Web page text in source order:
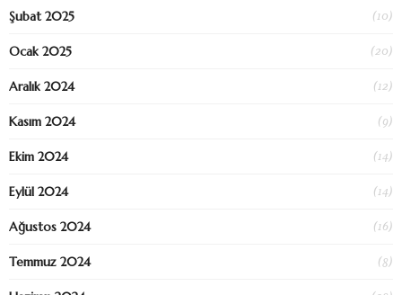
Şubat 2025 (10)
Ocak 2025 (20)
Aralık 2024 (12)
Kasım 2024 (9)
Ekim 2024 (14)
Eylül 2024 (14)
Ağustos 2024 (16)
Temmuz 2024 (8)